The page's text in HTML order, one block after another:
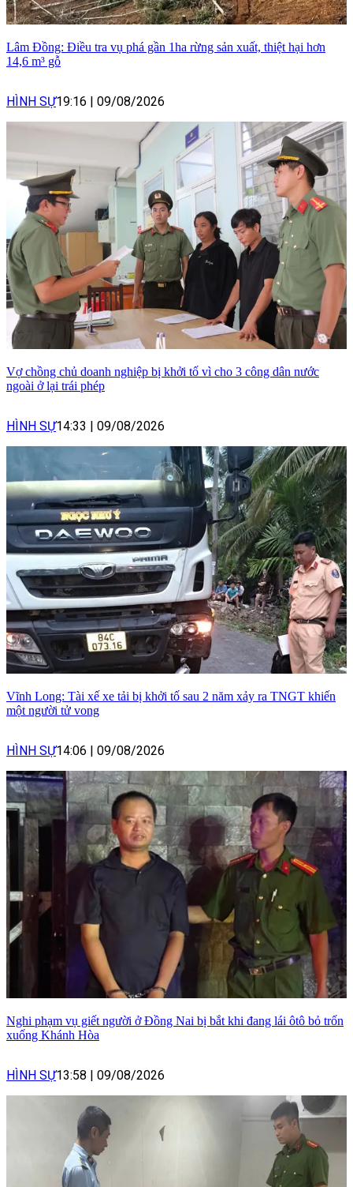
Lâm Đồng: Điều tra vụ phá gần 1ha rừng sản xuất, thiệt hại hơn
14,6 m³ gỗ
HÌNH SỰ19:16 | 09/08/2026
Vợ chồng chủ doanh nghiệp bị khởi tố vì cho 3 công dân nước
ngoài ở lại trái phép
HÌNH SỰ14:33 | 09/08/2026
Vĩnh Long: Tài xế xe tải bị khởi tố sau 2 năm xảy ra TNGT khiến
một người tử vong
HÌNH SỰ14:06 | 09/08/2026
Nghi phạm vụ giết người ở Đồng Nai bị bắt khi đang lái ôtô bỏ trốn
xuống Khánh Hòa
HÌNH SỰ13:58 | 09/08/2026